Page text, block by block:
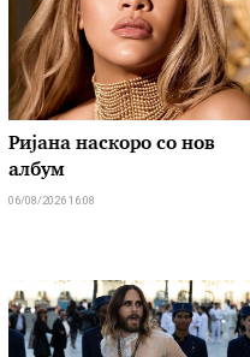
Ријана наскоро со нов
албум
06/08/2026 16:08